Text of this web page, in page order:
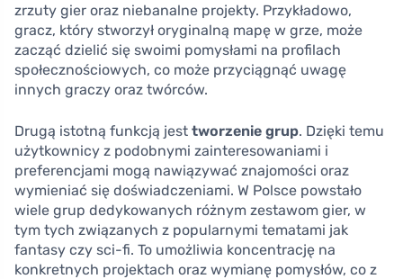
zrzuty gier oraz niebanalne projekty. Przykładowo,
gracz, który stworzył oryginalną mapę w grze, może
zacząć dzielić się swoimi pomysłami na profilach
społecznościowych, co może przyciągnąć uwagę
innych graczy oraz twórców.
Drugą istotną funkcją jest tworzenie grup. Dzięki temu
użytkownicy z podobnymi zainteresowaniami i
preferencjami mogą nawiązywać znajomości oraz
wymieniać się doświadczeniami. W Polsce powstało
wiele grup dedykowanych różnym zestawom gier, w
tym tych związanych z popularnymi tematami jak
fantasy czy sci-fi. To umożliwia koncentrację na
konkretnych projektach oraz wymianę pomysłów, co z